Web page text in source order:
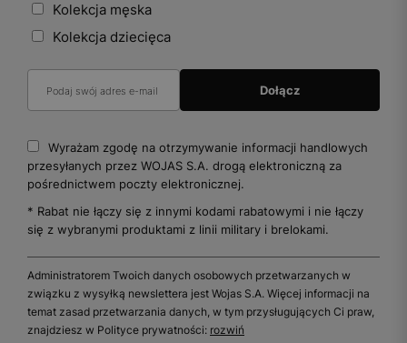
Kolekcja męska
Kolekcja dziecięca
Wyrażam zgodę na otrzymywanie informacji handlowych
przesyłanych przez WOJAS S.A. drogą elektroniczną za
pośrednictwem poczty elektronicznej.
* Rabat nie łączy się z innymi kodami rabatowymi i nie łączy
się z wybranymi produktami z linii military i brelokami.
Administratorem Twoich danych osobowych przetwarzanych w
związku z wysyłką newslettera jest Wojas S.A. Więcej informacji na
temat zasad przetwarzania danych, w tym przysługujących Ci praw,
znajdziesz w Polityce prywatności: rozwiń